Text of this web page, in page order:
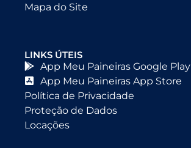
Mapa do Site
LINKS ÚTEIS
App Meu Paineiras Google Play
App Meu Paineiras App Store
Política de Privacidade
Proteção de Dados
Locações